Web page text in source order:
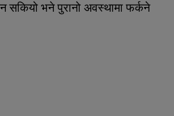
सकियो भने पुरानो अवस्थामा फर्कने